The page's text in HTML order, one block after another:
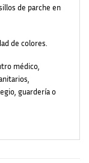
de parche en
de colores.
médico,
guardería o